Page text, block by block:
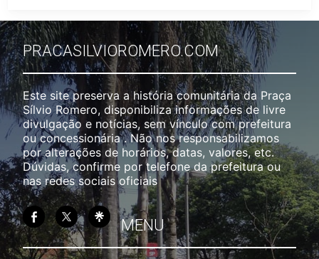
PRACASILVIOROMERO.COM
Este site preserva a história comunitária da Praça
Sílvio Romero, disponibiliza informações de livre
divulgação e notícias, sem vínculo com prefeitura
ou concessionária . Não nos responsabilizamos
por alterações de horários, datas, valores, etc.
Dúvidas, confirme por telefone da prefeitura ou
nas redes sociais oficiais
MENU